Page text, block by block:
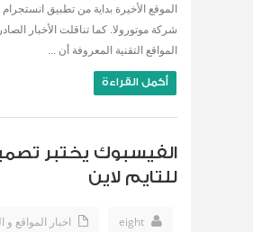
الموقع الأخيرة بداية من تطبيق
شركة موتورولا. كما تناقلت الأخبار
المواقع التقنية المعروفة أن ...
أكمل القراءة
الفيسبوك يختبر
للتايم لاين
eight
اخبار المواقع